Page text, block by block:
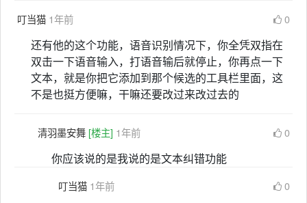
叮当猫 1年前 0
还有他的这个功能，语音识别情况下，你全凭双指在
双击一下语音输入，打语音输后就停止，你再点一下
文本，就是你把它添加到那个候选的工具栏里面，这
不是也挺方便嘛，干嘛还要改过来改过去的
清羽墨安舞 [楼主] 1年前 0
你应该说的是我说的是文本纠错功能
叮当猫 1年前 0